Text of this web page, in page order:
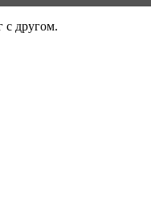
с другом.